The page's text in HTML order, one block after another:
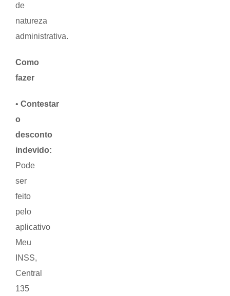
de
natureza
administrativa.
Como
fazer
• Contestar
o
desconto
indevido:
Pode
ser
feito
pelo
aplicativo
Meu
INSS,
Central
135